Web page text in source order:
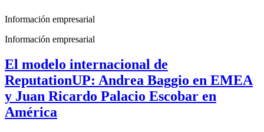
Información empresarial
Información empresarial
El modelo internacional de
ReputationUP: Andrea Baggio en EMEA
y Juan Ricardo Palacio Escobar en
América